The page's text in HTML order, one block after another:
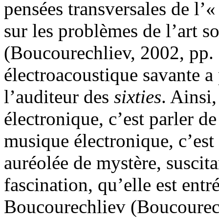
pensées transversales de
sur les problèmes de l’art
(Boucourechliev, 2002,
électroacoustique savante
l’auditeur des sixties.
électronique, c’est parler
musique électronique,
auréolée de mystère,
fascination, qu’elle est
Boucourechliev